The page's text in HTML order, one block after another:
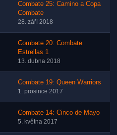
Combate 25: Camino a Copa
Combate
28. září 2018
Combate 20: Combate
Estrellas 1
13. dubna 2018
Combate 19: Queen Warriors
1. prosince 2017
Combate 14: Cinco de Mayo
5. května 2017